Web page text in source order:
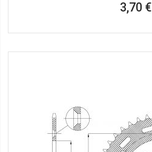
3,70 €